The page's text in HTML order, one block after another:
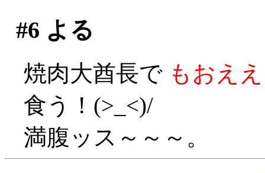
#6 よる
焼肉大酋長で もおええ
食う！(>_<)/
満腹ッス～～～。